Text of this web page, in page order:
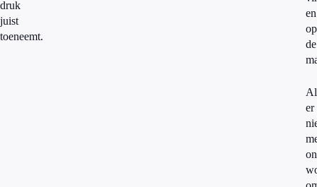
druk
juist
toeneemt.
en
op
de
er